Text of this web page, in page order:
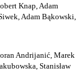
Knap, Adam
Adam Bąkowski,
Andrijanić, Marek
Stanisław